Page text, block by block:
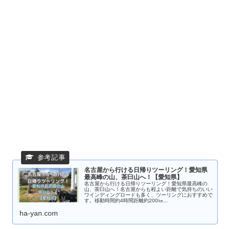
名古屋から行ける日帰りツーリング！愛知県
最高峰の山、茶臼山へ！【愛知県】
名古屋から行ける日帰りツーリング！愛知県最高峰の
山、茶臼山へ！名古屋からも程よい距離で気持ちのいい
ワインディングロードも多く、ツーリングにおすすめで
す。移動時間約4時間距離約200㎞...
ha-yan.com